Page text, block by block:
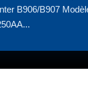
B906/B907